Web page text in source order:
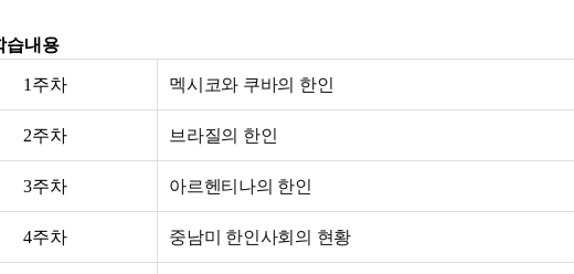
습내용
1 주차 멕시코와 쿠바의 한인
2주차 브라질의 한인
3주차 아르헨티나의 한인
4주차 중남미 한인사회의 현황